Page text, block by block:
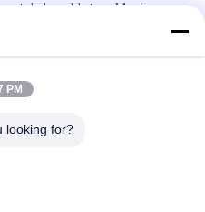
rotola la saldatura Mesh
lunghezza 30m
Machine di lunghezza 60m
saldato 3-6mm di
PM
looking for?